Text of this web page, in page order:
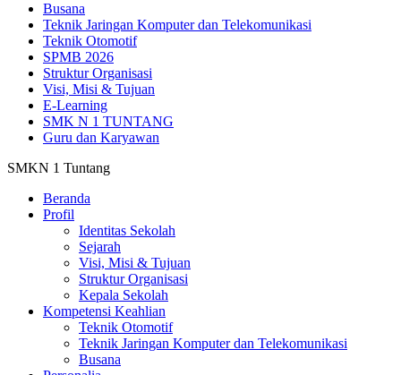
Busana
Teknik Jaringan Komputer dan Telekomunikasi
Teknik Otomotif
SPMB 2026
Struktur Organisasi
Visi, Misi & Tujuan
E-Learning
SMK N 1 TUNTANG
Guru dan Karyawan
SMKN 1 Tuntang
Beranda
Profil
Identitas Sekolah
Sejarah
Visi, Misi & Tujuan
Struktur Organisasi
Kepala Sekolah
Kompetensi Keahlian
Teknik Otomotif
Teknik Jaringan Komputer dan Telekomunikasi
Busana